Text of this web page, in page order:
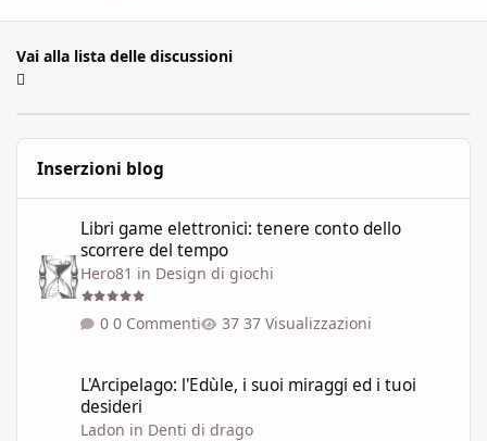
Vai alla lista delle discussioni
Inserzioni blog
Libri game elettronici: tenere conto dello
scorrere del tempo
Hero81 in Design di giochi
0 Commenti 37 Visualizzazioni
L'Arcipelago: l'Edùle, i suoi miraggi ed i tuoi
desideri
Ladon in Denti di drago